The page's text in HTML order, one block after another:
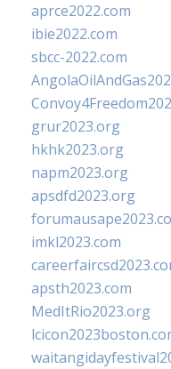
aprce2022.com
ibie2022.com
sbcc-2022.com
grur2023.org
hkhk2023.org
napm2023.org
apsdfd2023.org
imkl2023.com
apsth2023.com
MedItRio2023.org